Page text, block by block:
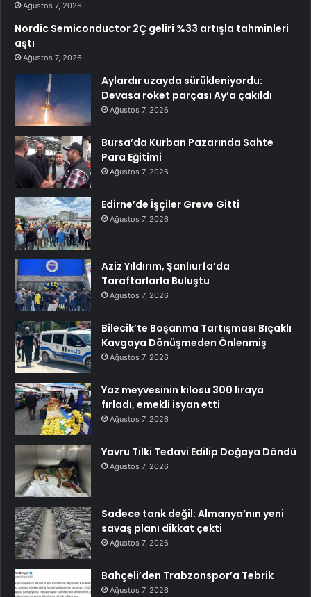
Ağustos 7, 2026
Nordic Semiconductor 2Ç geliri %33 artışla tahminleri
aştı
Ağustos 7, 2026
Aylardır uzayda sürükleniyordu:
Devasa roket parçası Ay’a çakıldı
Ağustos 7, 2026
Bursa’da Kurban Pazarında Sahte
Para Eğitimi
Ağustos 7, 2026
Edirne’de İşçiler Greve Gitti
Ağustos 7, 2026
Aziz Yıldırım, Şanlıurfa’da
Taraftarlarla Buluştu
Ağustos 7, 2026
Bilecik’te Boşanma Tartışması Bıçaklı
Kavgaya Dönüşmeden Önlenmiş
Ağustos 7, 2026
Yaz meyvesinin kilosu 300 liraya
fırladı, emekli isyan etti
Ağustos 7, 2026
Yavru Tilki Tedavi Edilip Doğaya Döndü
Ağustos 7, 2026
Sadece tank değil: Almanya’nın yeni
savaş planı dikkat çekti
Ağustos 7, 2026
Bahçeli’den Trabzonspor’a Tebrik
Ağustos 7, 2026